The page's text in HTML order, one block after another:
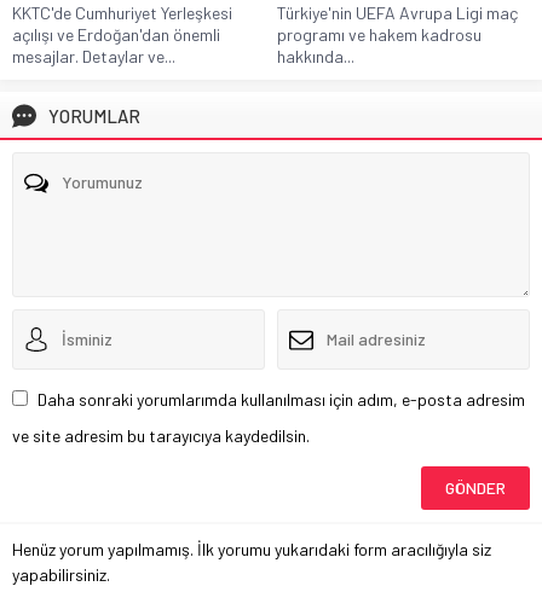
KKTC'de Cumhuriyet Yerleşkesi
açılışı ve Erdoğan'dan önemli
mesajlar. Detaylar ve...
Türkiye'nin UEFA Avrupa Ligi maç
programı ve hakem kadrosu
hakkında...
YORUMLAR
Daha sonraki yorumlarımda kullanılması için adım, e-posta adresim
ve site adresim bu tarayıcıya kaydedilsin.
Henüz yorum yapılmamış. İlk yorumu yukarıdaki form aracılığıyla siz
yapabilirsiniz.